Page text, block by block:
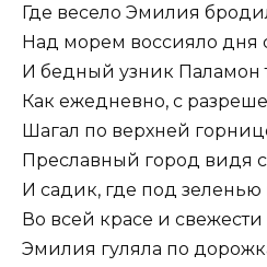
Где весело Эмилия
Над морем воссияло дня
И бедный узник Паламон
Как ежедневно, с
Шагал по верхней
Преславный город видя
И садик, где под зеленью
Во всей красе и свежести
Эмилия гуляла по